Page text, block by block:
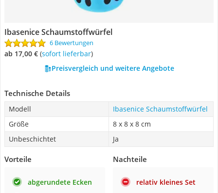
Ibasenice Schaumstoffwürfel
6 Bewertungen
ab 17,00 € ( Sofort lieferbar)
Preisvergleich und weitere Angebote
Technische Details
Modell
Ibasenice Schaumstoffwürfel
Größe
8 x 8 x 8 cm
Unbeschichtet
Ja
Vorteile
abgerundete Ecken
Nachteile
relativ kleines Set